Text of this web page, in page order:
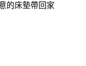
的床墊帶回家